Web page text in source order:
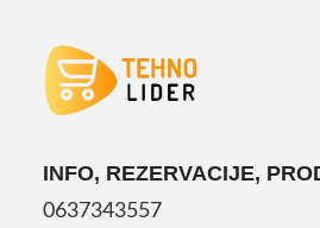
INFO, REZERVACIJE,
0637343557